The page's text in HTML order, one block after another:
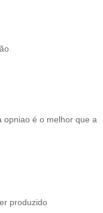
opniao é o melhor que a
produzido